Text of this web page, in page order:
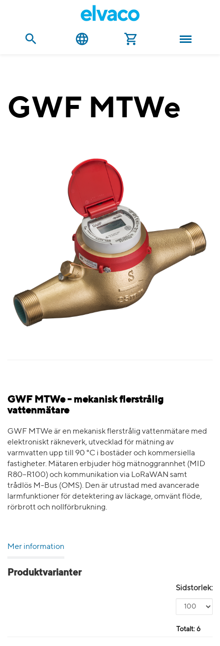
GWF MTWe
GWF MTWe - mekanisk flerstrålig
vattenmätare
GWF MTWe är en mekanisk flerstrålig vattenmätare med
elektroniskt räkneverk, utvecklad för mätning av
varmvatten upp till 90 °C i bostäder och kommersiella
fastigheter. Mätaren erbjuder hög mätnoggrannhet (MID
R80–R100) och kommunikation via LoRaWAN samt
trådlös M-Bus (OMS). Den är utrustad med avancerade
larmfunktioner för detektering av läckage, omvänt flöde,
rörbrott och nollförbrukning.
Mer information
Produktvarianter
Sidstorlek:
Totalt: 6